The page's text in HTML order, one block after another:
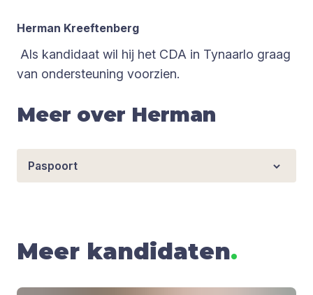
Herman Kreeftenberg
Als kandidaat wil hij het CDA in Tynaarlo graag
van ondersteuning voorzien.
Meer over Herman
Paspoort
Meer kandidaten.